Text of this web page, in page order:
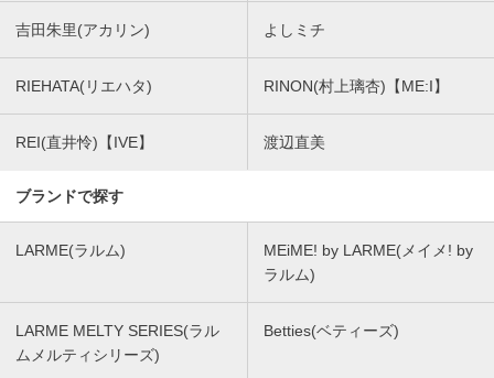
吉田朱里(アカリン) よしミチ
RIEHATA(リエハタ) RINON(村上璃杏)【ME:I】
REI(直井怜)【IVE】 渡辺直美
ブランドで探す
LARME(ラルム)
MEiME! by LARME(メイメ! by
ラルム)
LARME MELTY SERIES(ラル
ムメルティシリーズ)
Betties(ベティーズ)